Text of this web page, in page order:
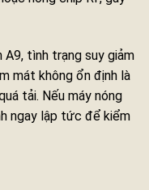
A9, tình trạng suy giảm
mát không ổn định là
tải. Nếu máy nóng
ngay lập tức để kiểm